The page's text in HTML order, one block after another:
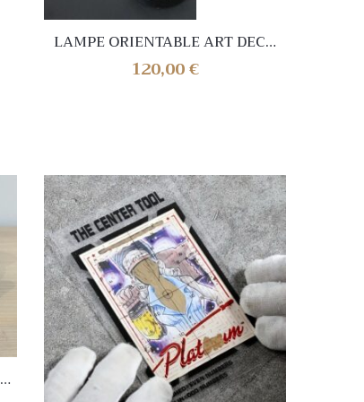
LAMPE ORIENTABLE ART DECO
ATTRIBUEE A CHARLOTTE
PERRIAND
120,00€